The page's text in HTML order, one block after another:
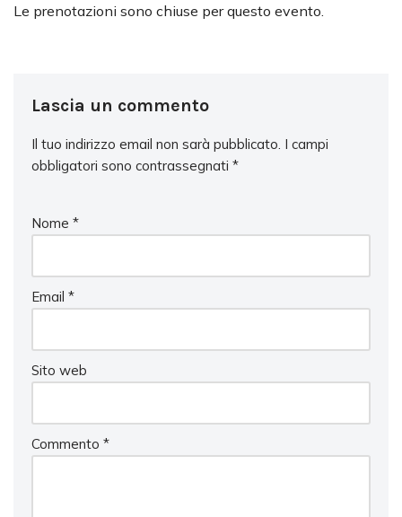
Le prenotazioni sono chiuse per questo evento.
Lascia un commento
Il tuo indirizzo email non sarà pubblicato. I campi
obbligatori sono contrassegnati *
Nome *
Email *
Sito web
Commento *